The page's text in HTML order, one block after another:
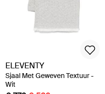
ELEVENTY
Sjaal Met Geweven Textuur -
Wit